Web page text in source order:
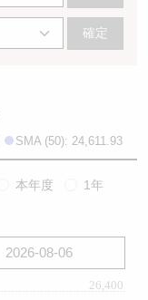
確定
SMA (50): 24,611.93
本年度 1年
26,400